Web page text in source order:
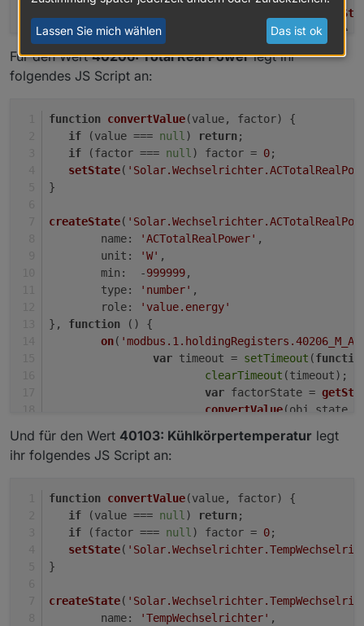
convertValue(obj.state
		},
	});
var factorState =
convertValue(valueState ? valueState.
Für den Wert40206: Total Real Powerlegt ihr
folgendes JS Script an:
function convertValue(value, factor) {
if (value === null) return;
if (factor === null) factor = 0;
setState(
}
createState(
name: 'ACTotalRealPower' ,
unit : 'W' ,
min :  -999999,
type: 'number' ,
role:
'value.energy'
}, function ( ) {
on(
var timeout = setTimeout (
clearTimeout (timeout);
var factorState =
convertValue(obj. state
	});
var factorState =
convertValue(valueState ? valueState.
Und für den Wert 40103: Kühlkörpertemperatur legt
ihr folgendes JS Script an:
function convertValue(value, factor) {
if (value === null) return;
if (factor === null) factor = 0;
setState(
}
createState(
name: 'TempWechselrichter' ,
Lassen Sie mich wählen Das ist ok